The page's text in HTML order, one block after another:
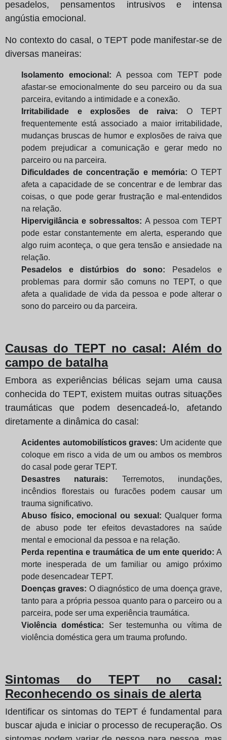
pesadelos, pensamentos intrusivos e intensa
angústia emocional.
No contexto do casal, o TEPT pode manifestar-se de
diversas maneiras:
Isolamento emocional: A pessoa com TEPT pode
afastar-se emocionalmente do seu parceiro ou da sua
parceira, evitando a intimidade e a conexão.
Irritabilidade e explosões de raiva: O TEPT
frequentemente está associado a maior irritabilidade,
mudanças bruscas de humor e explosões de raiva que
podem prejudicar a comunicação e gerar medo no
parceiro ou na parceira.
Dificuldades de concentração e memória: O TEPT
afeta a capacidade de se concentrar e de lembrar das
coisas, o que pode gerar frustração e mal-entendidos
na relação.
Hipervigilância e sobressaltos: A pessoa com TEPT
pode estar constantemente em alerta, esperando que
algo ruim aconteça, o que gera tensão e ansiedade na
relação.
Pesadelos e distúrbios do sono: Pesadelos e
problemas para dormir são comuns no TEPT, o que
afeta a qualidade de vida da pessoa e pode alterar o
sono do parceiro ou da parceira.
Causas do TEPT no casal: Além do
campo de batalha
Embora as experiências bélicas sejam uma causa
conhecida do TEPT, existem muitas outras situações
traumáticas que podem desencadeá-lo, afetando
diretamente a dinâmica do casal:
Acidentes automobilísticos graves: Um acidente que
coloque em risco a vida de um ou ambos os membros
do casal pode gerar TEPT.
Desastres naturais: Terremotos, inundações,
incêndios florestais ou furacões podem causar um
trauma significativo.
Abuso físico, emocional ou sexual: Qualquer forma
de abuso pode ter efeitos devastadores na saúde
mental e emocional da pessoa e na relação.
Perda repentina e traumática de um ente querido: A
morte inesperada de um familiar ou amigo próximo
pode desencadear TEPT.
Doenças graves: O diagnóstico de uma doença grave,
tanto para a própria pessoa quanto para o parceiro ou a
parceira, pode ser uma experiência traumática.
Violência doméstica: Ser testemunha ou vítima de
violência doméstica gera um trauma profundo.
Sintomas do TEPT no casal:
Reconhecendo os sinais de alerta
Identificar os sintomas do TEPT é fundamental para
buscar ajuda e iniciar o processo de recuperação. Os